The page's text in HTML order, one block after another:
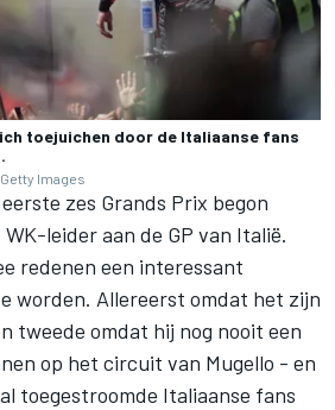
toejuichen door de Italiaanse fans
Images
zes Grands Prix begon
leider aan de GP van Italië.
redenen een interessant
worden. Allereerst omdat het zijn
tweede omdat hij nog nooit een
op het circuit van Mugello - en
toegestroomde Italiaanse fans